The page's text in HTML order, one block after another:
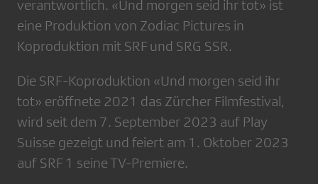
verantwortlich. «Und morgen seid ihr tot» ist
eine Produktion von Zodiac Pictures in
Koproduktion mit SRF und SRG SSR.
Die SRF-Koproduktion «Und morgen seid ihr
tot» eröffnete 2021 das Zürcher Filmfestival,
wird seit dem 7. September 2023 auf Play
Suisse gezeigt und feiert am 1. Oktober 2023
auf SRF 1 seine TV-Premiere.